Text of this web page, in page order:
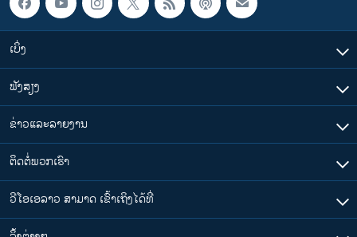
ເບິ່ງ
ຟັງສຽງ
ຂ່າວແລະລາຍງານ
ຕິດຕໍ່ພວກເຮົາ
ວີໂອເອລາວ ສາມາດ ເຂົ້າເຖິງໄດ້ທີ່